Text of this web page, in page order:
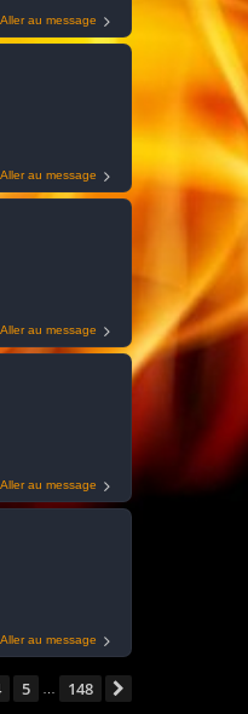
Aller au message
Aller au message
Aller au message
Aller au message
Aller au message
5 … 148